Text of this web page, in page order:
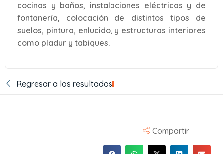
cocinas y baños, instalaciones eléctricas y de
fontanería, colocación de distintos tipos de
suelos, pintura, enlucido, y estructuras interiores
como pladur y tabiques.
Regresar a los resultados
Compartir